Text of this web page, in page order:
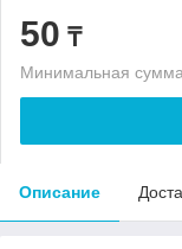
50 ₸
Минимальная
Описание